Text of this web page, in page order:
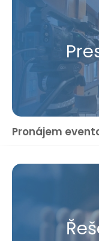
Pronájem